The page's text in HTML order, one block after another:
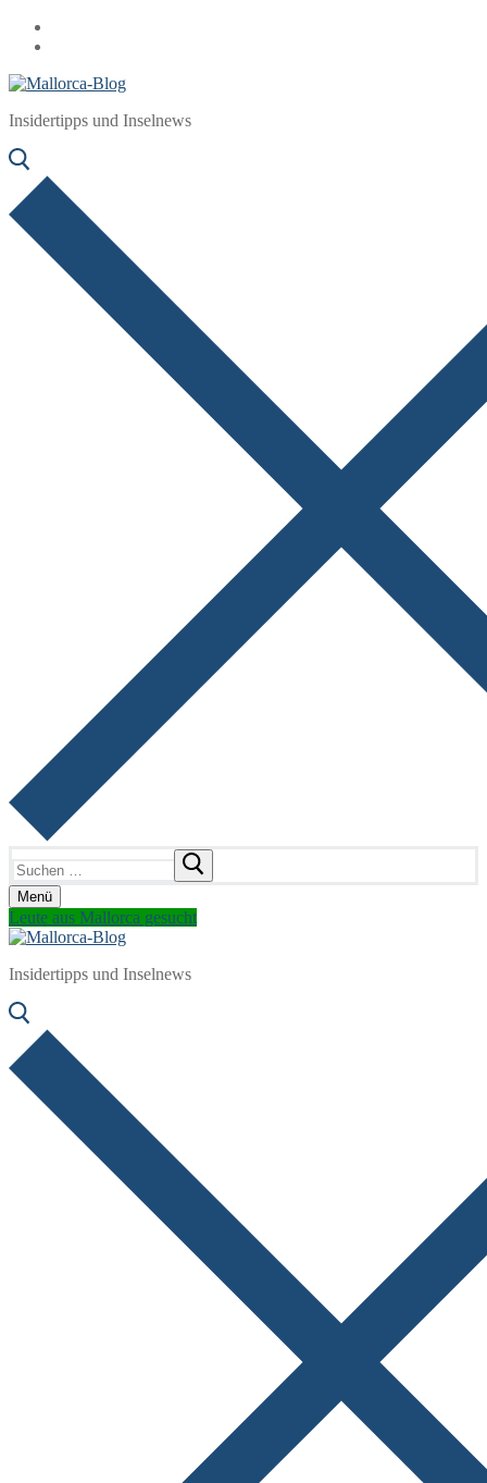
Zum
Inhalt
Menü
Schließen
Insidertipps und Inselnews
nach:
Menü
Leute aus Mallorca gesucht
Insidertipps und Inselnews